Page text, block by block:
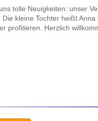
tolle Neuigkeiten: unser
kleine Tochter heißt
profitieren. Herzlich